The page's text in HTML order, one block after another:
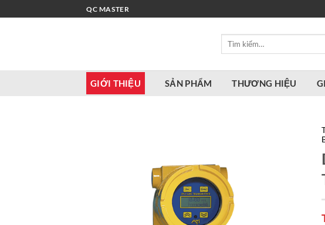
qua
QC MASTER
Tìm
GIỚI THIỆU SẢN PHẨM THƯƠNG HIỆU